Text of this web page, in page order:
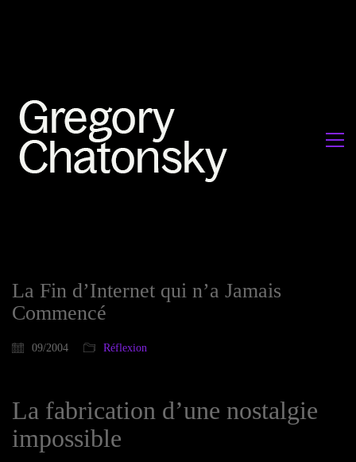
La Fin d’Internet qui n’a Jamais
Commencé
09/2004 Réflexion
La fabrication d’une nostalgie
impossible